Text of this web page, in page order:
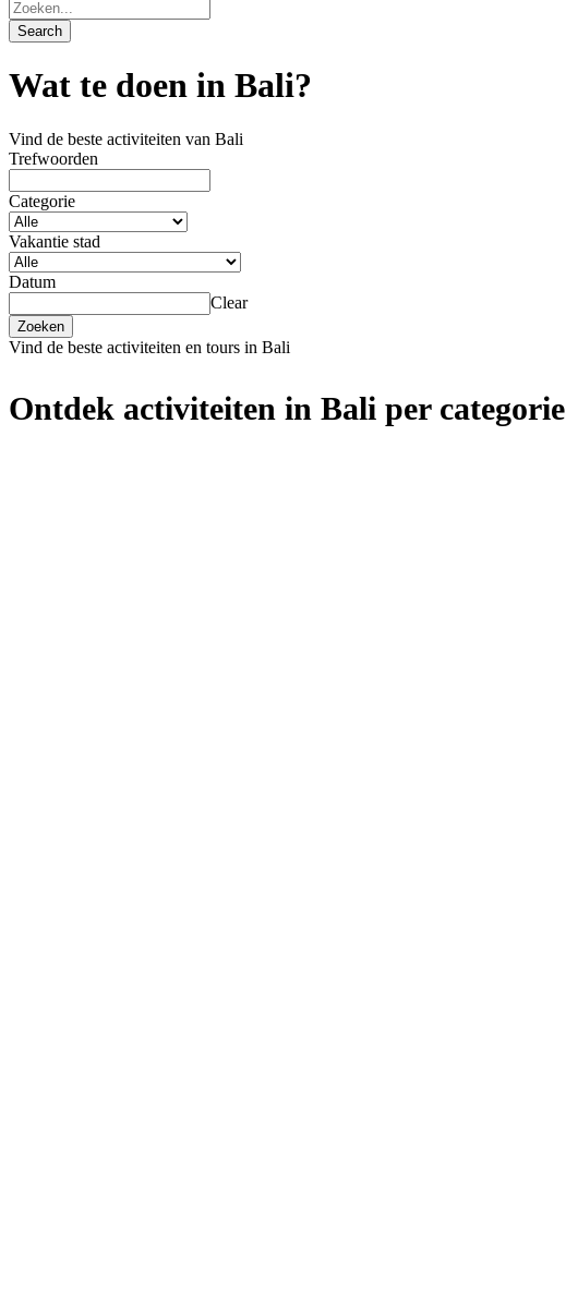
Wat te doen in Bali?
Vind de beste activiteiten van Bali
Trefwoorden
Categorie
Vakantie stad
Datum
Clear
Vind de beste activiteiten en tours in Bali
Ontdek activiteiten in Bali per categorie